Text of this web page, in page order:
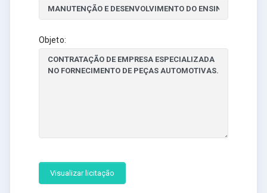
Objeto:
Visualizar licitação